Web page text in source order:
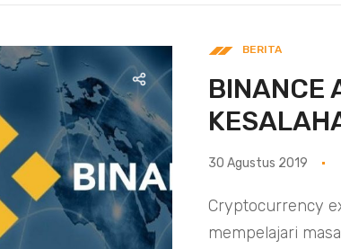
BERITA
BINANCE
30 Agustus 2019
Cryptocurrency
mempelajari